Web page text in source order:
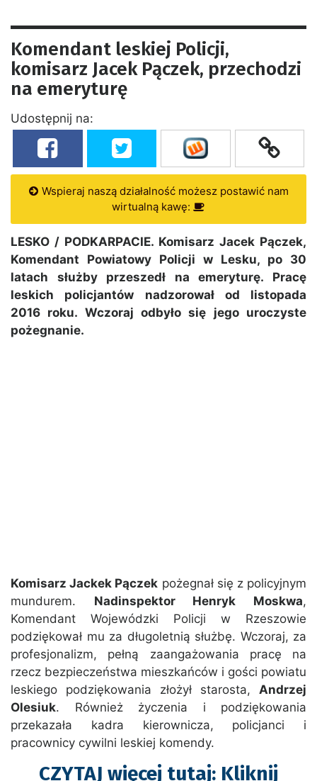
Komendant leskiej Policji,
komisarz Jacek Pączek, przechodzi
na emeryturę
Udostępnij na:
Wspieraj naszą działalność możesz postawić nam
wirtualną kawę:
LESKO / PODKARPACIE. Komisarz Jacek Pączek,
Komendant Powiatowy Policji w Lesku, po 30
latach służby przeszedł na emeryturę. Pracę
leskich policjantów nadzorował od listopada
2016 roku. Wczoraj odbyło się jego uroczyste
pożegnanie.
Komisarz Jackek Pączek pożegnał się z policyjnym
mundurem. Nadinspektor Henryk Moskwa,
Komendant Wojewódzki Policji w Rzeszowie
podziękował mu za długoletnią służbę. Wczoraj, za
profesjonalizm, pełną zaangażowania pracę na
rzecz bezpieczeństwa mieszkańców i gości powiatu
leskiego podziękowania złożył starosta, Andrzej
Olesiuk. Również życzenia i podziękowania
przekazała kadra kierownicza, policjanci i
pracownicy cywilni leskiej komendy.
CZYTAJ więcej tutaj: Kliknij